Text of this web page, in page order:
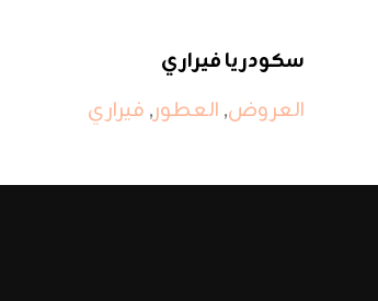
سكودريا فيراري
العروض, العطور, فيراري